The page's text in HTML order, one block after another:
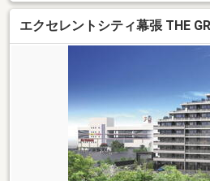
エクセレントシティ幕張 THE